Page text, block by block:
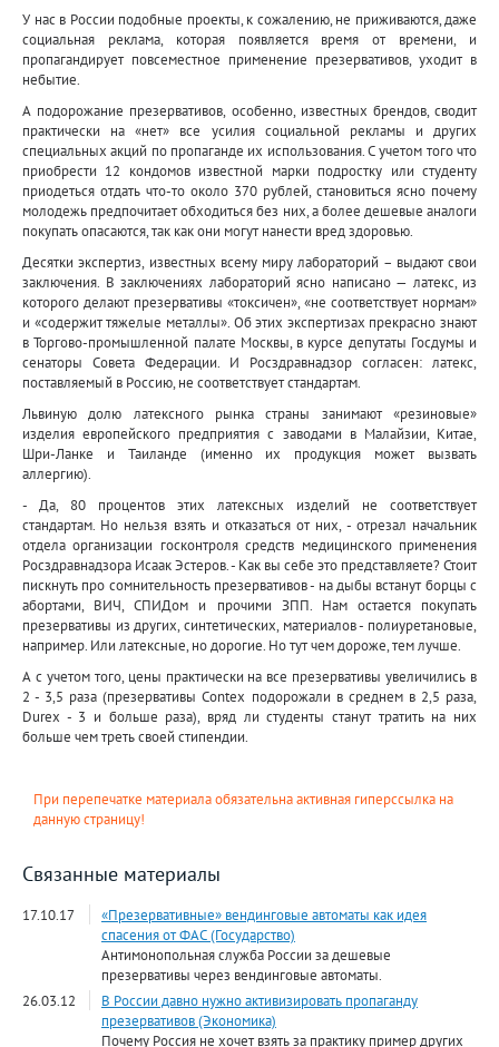
У нас в России подобные проекты, к сожалению, не приживаются, даже
социальная реклама, которая появляется время от времени, и
пропагандирует повсеместное применение презервативов, уходит в
небытие.
А подорожание презервативов, особенно, известных брендов, сводит
практически на «нет» все усилия социальной рекламы и других
специальных акций по пропаганде их использования. С учетом того что
приобрести 12 кондомов известной марки подростку или студенту
приодеться отдать что-то около 370 рублей, становиться ясно почему
молодежь предпочитает обходиться без них, а более дешевые аналоги
покупать опасаются, так как они могут нанести вред здоровью.
Десятки экспертиз, известных всему миру лабораторий – выдают свои
заключения. В заключениях лабораторий ясно написано — латекс, из
которого делают презервативы «токсичен», «не соответствует нормам»
и «содержит тяжелые металлы». Об этих экспертизах прекрасно знают
в Торгово-промышленной палате Москвы, в курсе депутаты Госдумы и
сенаторы Совета Федерации. И Росздравнадзор согласен: латекс,
поставляемый в Россию, не соответствует стандартам.
Львиную долю латексного рынка страны занимают «резиновые»
изделия европейского предприятия с заводами в Малайзии, Китае,
Шри-Ланке и Таиланде (именно их продукция может вызвать
аллергию).
- Да, 80 процентов этих латексных изделий не соответствует
стандартам. Но нельзя взять и отказаться от них, - отрезал начальник
отдела организации госконтроля средств медицинского применения
Росздравнадзора Исаак Эстеров. - Как вы себе это представляете? Стоит
пискнуть про сомнительность презервативов - на дыбы встанут борцы с
абортами, ВИЧ, СПИДом и прочими ЗПП. Нам остается покупать
презервативы из других, синтетических, материалов - полиуретановые,
например. Или латексные, но дорогие. Но тут чем дороже, тем лучше.
А с учетом того, цены практически на все презервативы увеличились в
2 - 3,5 раза (презервативы Contex подорожали в среднем в 2,5 раза,
Durex - 3 и больше раза), вряд ли студенты станут тратить на них
больше чем треть своей стипендии.
При перепечатке материала обязательна активная гиперссылка на
данную страницу!
Связанные материалы
17.10.17
«Презервативные» вендинговые автоматы как идея
спасения от ФАС (Государство)
Антимонопольная служба России за дешевые
презервативы через вендинговые автоматы.
26.03.12
В России давно нужно активизировать пропаганду
презервативов (Экономика)
Почему Россия не хочет взять за практику пример других